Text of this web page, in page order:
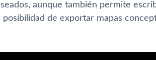
aunque también permite
de exportar mapas